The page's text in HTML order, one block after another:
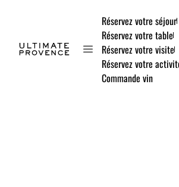
Réservez votre séjour
Réservez votre table
Réservez votre visite
Réservez votre
Commande vin